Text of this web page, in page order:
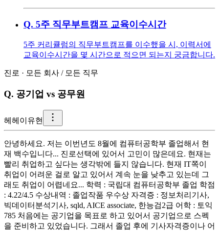
Q. 5주 직무부트캠프 교육이수시간
5주 커리큘럼의 직무부트캠프를 이수했을 시, 이력서에
교육이수시간을 몇 시간으로 적으면 되는지 궁금합니다.
진로 · 모든 회사 / 모든 직무
Q. 공기업 vs 공무원
헤 헤이유현
안녕하세요. 저는 이번년도 8월에 컴퓨터공학부 졸업해서 현
재 백수입니다... 진로선택에 있어서 고민이 많은데요. 현재는
빨리 취업하고 싶다는 생각밖에 들지 않습니다. 현재 IT쪽이
취업이 어려운 걸로 알고 있어서 계속 눈을 낮추고 있는데 그
래도 취업이 어렵네요... 학력 : 국립대 컴퓨터공학부 졸업 학점
: 4.22/4.5 수상내역 : 졸업작품 우수상 자격증 : 정보처리기사,
빅데이터분석기사, sqld, AICE associate, 한능검2급 어학 : 토익
785 처음에는 공기업을 목표로 하고 있어서 공기업으로 스펙
을 준비하고 있었습니다. 그래서 졸업 후에 기사자격증이나 어